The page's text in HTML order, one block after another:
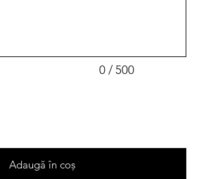
0 / 500
Adaugă în coș